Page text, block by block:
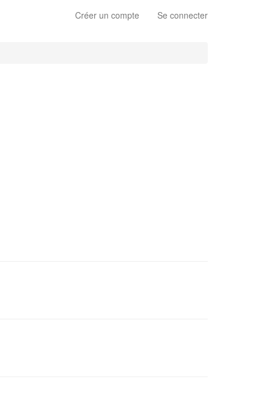
Créer un compte Se connecter